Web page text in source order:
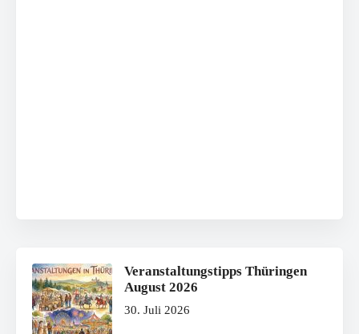
Veranstaltungstipps Thüringen
August 2026
30. Juli 2026